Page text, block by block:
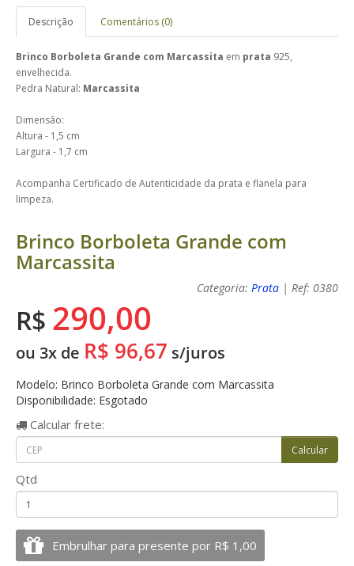
Descrição Comentários (0)
Brinco Borboleta Grande com Marcassita em prata 925,
envelhecida.
Pedra Natural: Marcassita
Dimensão:
Altura - 1,5 cm
Largura - 1,7 cm
Acompanha Certificado de Autenticidade da prata e flanela para
limpeza.
Brinco Borboleta Grande com
Marcassita
Categoria: Prata | Ref: 0380
R$ 290,00
ou 3x de R$ 96,67 s/juros
Modelo: Brinco Borboleta Grande com Marcassita
Disponibilidade: Esgotado
Calcular frete:
Qtd